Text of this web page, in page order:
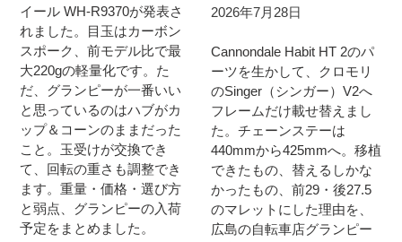
イール WH-R9370が発表さ
れました。目玉はカーボン
スポーク、前モデル比で最
大220gの軽量化です。た
だ、グランピーが一番いい
と思っているのはハブがカ
ップ＆コーンのままだった
こと。玉受けが交換でき
て、回転の重さも調整でき
ます。重量・価格・選び方
と弱点、グランピーの入荷
予定をまとめました。
2026年7月28日
Cannondale Habit HT 2のパ
ーツを生かして、クロモリ
のSinger（シンガー）V2へ
フレームだけ載せ替えまし
た。チェーンステーは
440mmから425mmへ。移植
できたもの、替えるしかな
かったもの、前29・後27.5
のマレットにした理由を、
広島の自転車店グランピー